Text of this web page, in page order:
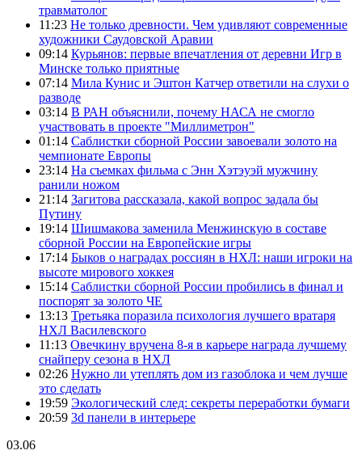
травматолог
11:23 Не только древности. Чем удивляют современные
художники Саудовской Аравии
09:14 Курьянов: первые впечатления от деревни Игр в
Минске только приятные
07:14 Мила Кунис и Эштон Катчер ответили на слухи о
разводе
03:14 В РАН объяснили, почему НАСА не смогло
участвовать в проекте "Миллиметрон"
01:14 Саблистки сборной России завоевали золото на
чемпионате Европы
23:14 На съемках фильма с Энн Хэтэуэй мужчину
ранили ножом
21:14 Загитова рассказала, какой вопрос задала бы
Путину
19:14 Шишмакова заменила Менжинскую в составе
сборной России на Европейские игры
17:14 Быков о наградах россиян в НХЛ: наши игроки на
высоте мирового хоккея
15:14 Саблистки сборной России пробились в финал и
поспорят за золото ЧЕ
13:13 Третьяка поразила психология лучшего вратаря
НХЛ Василевского
11:13 Овечкину вручена 8-я в карьере награда лучшему
снайперу сезона в НХЛ
02:26 Нужно ли утеплять дом из газоблока и чем лучше
это сделать
19:59 Экологический след: секреты переработки бумаги
20:59 3d панели в интерьере
03.06